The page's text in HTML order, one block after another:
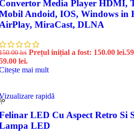
Media Player HDMI,
Andoid, IOS, Windows in
MiraCast, DLNA
lei Prețul inițial a fost: 150.00 lei.
lei.
mai mult
rapidă
LED Cu Aspect Retro Si
LED